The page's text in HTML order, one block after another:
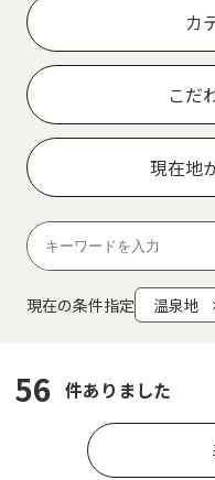
カ
こだ
現在地
現在の条件指定 温泉地
56 件ありました